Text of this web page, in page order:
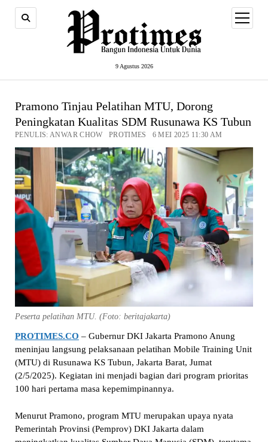
9 Agustus 2026
open
menu
Pramono Tinjau Pelatihan MTU, Dorong
Peningkatan Kualitas SDM Rusunawa KS Tubun
PENULIS: ANWAR CHOW PROTIMES 6 MEI 2025 11:30 AM
Peserta pelatihan MTU. (Foto: beritajakarta)
PROTIMES.CO – Gubernur DKI Jakarta Pramono Anung
meninjau langsung pelaksanaan pelatihan Mobile Training Unit
(MTU) di Rusunawa KS Tubun, Jakarta Barat, Jumat
(2/5/2025). Kegiatan ini menjadi bagian dari program prioritas
100 hari pertama masa kepemimpinannya.
Menurut Pramono, program MTU merupakan upaya nyata
Pemerintah Provinsi (Pemprov) DKI Jakarta dalam